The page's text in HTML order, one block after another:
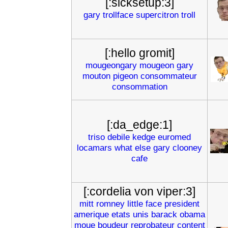
gary trollface supercitron troll
[:hello gromit]
mougeongary mougeon gary
mouton pigeon consommateur
consommation
[:da_edge:1]
triso debile kedge euromed
locamars what else gary clooney
cafe
[:cordelia von viper:3]
mitt romney little face president
amerique etats unis barack obama
moue boudeur reprobateur content